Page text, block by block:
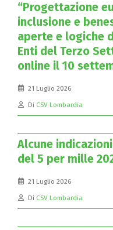
“Progettazione
inclusione e
aperte e logiche
Enti del Terzo
online il 10
21 Luglio 2026
Di CSV Lombardia
Alcune
del 5 per mille
21 Luglio 2026
Di CSV Lombardia